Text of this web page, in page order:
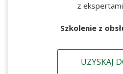
z
Szkolenie z
UZYSKAJ